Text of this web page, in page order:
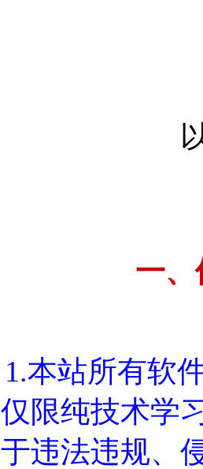
一
1.本站所有软
仅限纯技术学
于违法违规、